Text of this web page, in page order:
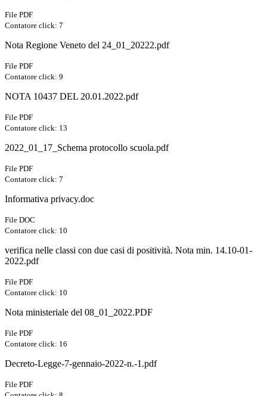
File PDF
Contatore click: 7
Nota Regione Veneto del 24_01_20222.pdf
File PDF
Contatore click: 9
NOTA 10437 DEL 20.01.2022.pdf
File PDF
Contatore click: 13
2022_01_17_Schema protocollo scuola.pdf
File PDF
Contatore click: 7
Informativa privacy.doc
File DOC
Contatore click: 10
verifica nelle classi con due casi di positività. Nota min. 14.10-01-
2022.pdf
File PDF
Contatore click: 10
Nota ministeriale del 08_01_2022.PDF
File PDF
Contatore click: 16
Decreto-Legge-7-gennaio-2022-n.-1.pdf
File PDF